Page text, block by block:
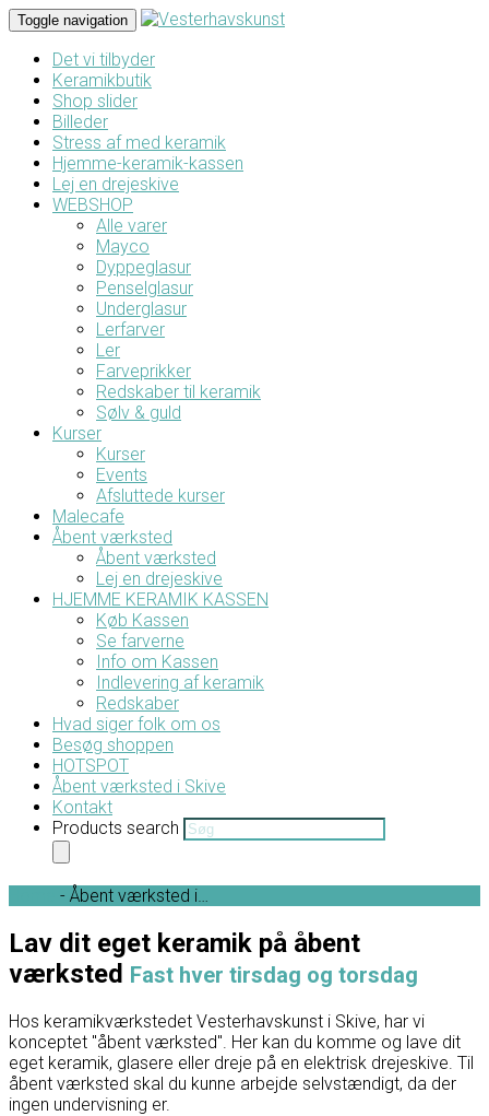
Toggle navigation
Det vi tilbyder
Keramikbutik
Shop slider
Billeder
Stress af med keramik
Hjemme-keramik-kassen
Lej en drejeskive
WEBSHOP
Alle varer
Mayco
Dyppeglasur
Penselglasur
Underglasur
Lerfarver
Ler
Farveprikker
Redskaber til keramik
Sølv & guld
Kurser
Kurser
Events
Afsluttede kurser
Malecafe
Åbent værksted
Åbent værksted
Lej en drejeskive
HJEMME KERAMIK KASSEN
Køb Kassen
Se farverne
Info om Kassen
Indlevering af keramik
Redskaber
Hvad siger folk om os
Besøg shoppen
HOTSPOT
Åbent værksted i Skive
Kontakt
Products search
- Åbent værksted i…
Lav dit eget keramik på åbent
værksted Fast hver tirsdag og torsdag
Hos keramikværkstedet Vesterhavskunst i Skive, har vi
konceptet "åbent værksted". Her kan du komme og lave dit
eget keramik, glasere eller dreje på en elektrisk drejeskive. Til
åbent værksted skal du kunne arbejde selvstændigt, da der
ingen undervisning er.